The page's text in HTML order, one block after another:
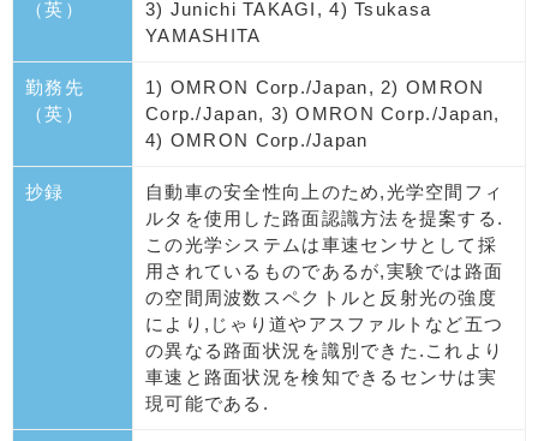
（英）
3) Junichi TAKAGI, 4) Tsukasa
YAMASHITA
勤務先
（英）
1) OMRON Corp./Japan, 2) OMRON
Corp./Japan, 3) OMRON Corp./Japan,
4) OMRON Corp./Japan
抄録
自動車の安全性向上のため,光学空間フィ
ルタを使用した路面認識方法を提案する.
この光学システムは車速センサとして採
用されているものであるが,実験では路面
の空間周波数スペクトルと反射光の強度
により,じゃり道やアスファルトなど五つ
の異なる路面状況を識別できた.これより
車速と路面状況を検知できるセンサは実
現可能である.